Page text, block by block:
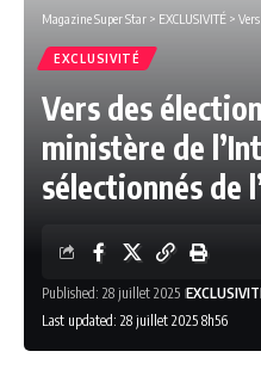
Magazine Super Star > EXCLUSIVITÉ > Vers
EXCLUSIVITÉ
Vers des
ministère de
sélectionnés de
Last updated: 28 juillet 2025 8h56
Published: 28 juillet 2025